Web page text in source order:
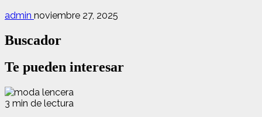
admin noviembre 27, 2025
Buscador
Te pueden interesar
3 min de lectura